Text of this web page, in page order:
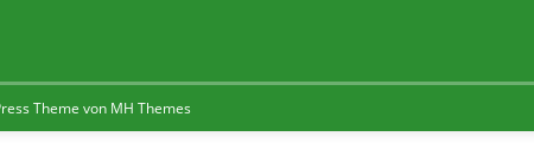
Theme von MH Themes